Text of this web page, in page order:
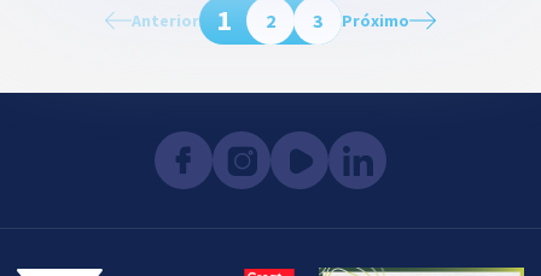
Anterior 1 2 3 Próximo